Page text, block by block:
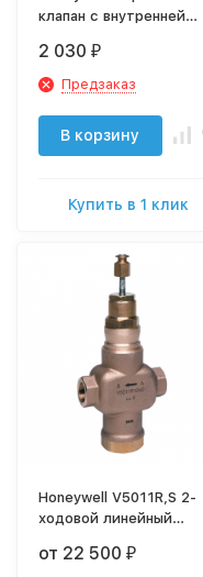
клапан с внутренней
2 030 ₽
Предзаказ
В корзину
Купить в 1 клик
Honeywell V5011R,S 2-
ходовой линейный
от 22 500₽